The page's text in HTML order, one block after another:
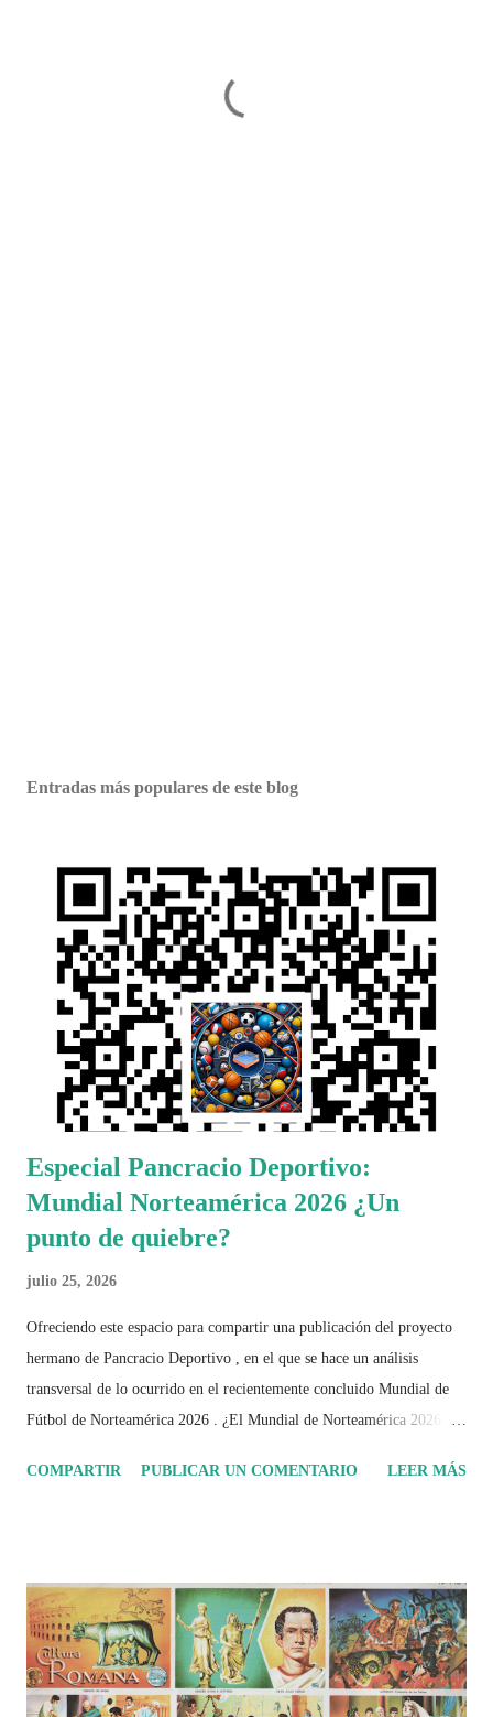
Entradas más populares de este blog
Especial Pancracio Deportivo:
Mundial Norteamérica 2026 ¿Un
punto de quiebre?
julio 25, 2026
Ofreciendo este espacio para compartir una publicación del proyecto
hermano de Pancracio Deportivo , en el que se hace un análisis
transversal de lo ocurrido en el recientemente concluido Mundial de
Fútbol de Norteamérica 2026 . ¿El Mundial de Norteamérica 2026 ha
el recorrido de cada selección con infografías inspiradas en la
2026 ¿Un punto de quiebre?" Este especial de Pancracio Deportivo no
busca decir únicamente quién ganó o quién perdió. Busca responder si
este Mundial marcó un antes y un después en la forma de entender el
deporte, la identidad nacional, la globalización, la comercialización y
COMPARTIR PUBLICAR UN COMENTARIO LEER MÁS